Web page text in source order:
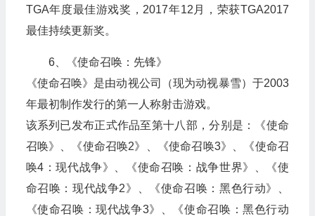
TGA年度最佳游戏奖，2017年12月，荣获TGA2017
最佳持续更新奖。
6、《使命召唤：先锋》
《使命召唤》是由动视公司（现为动视暴雪）于2003
年最初制作发行的第一人称射击游戏。
该系列已发布正式作品至第十八部，分别是：《使命
召唤》、《使命召唤2》、《使命召唤3》、《使命召
唤4：现代战争》、《使命召唤：战争世界》、《使
命召唤：现代战争2》、《使命召唤：黑色行动》、
《使命召唤：现代战争3》、《使命召唤：黑色行动